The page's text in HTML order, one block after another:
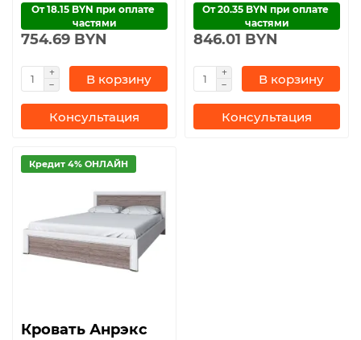
От 18.15 BYN при оплате
частями
754.69 BYN
В корзину
Консультация
От 20.35 BYN при оплате
частями
846.01 BYN
В корзину
Консультация
Кредит 4% ОНЛАЙН
Кровать Анрэкс